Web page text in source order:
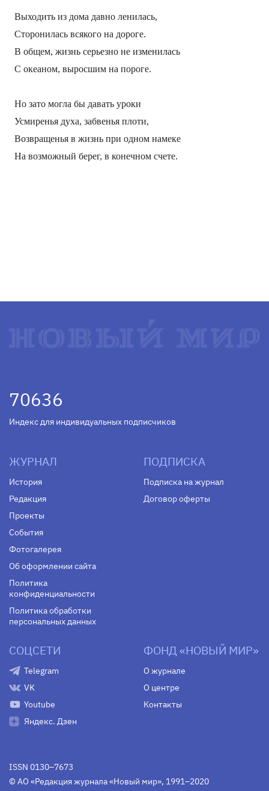
Выходить из дома давно ленилась,
Сторонилась всякого на дороге.
В общем, жизнь серьезно не изменилась
С океаном, выросшим на пороге.
Но зато могла бы давать уроки
Усмиренья духа, забвенья плоти,
Возвращенья в жизнь при одном намеке
На возможный берег, в конечном счете.
70636
Индекс для индивидуальных подписчиков
ЖУРНАЛ
История
Редакция
Проекты
События
Фотогалерея
Об оформлении сайта
Политика
конфиденциальности
Политика обработки
персональных данных
ПОДПИСКА
Подписка на журнал
Договор оферты
СОЦСЕТИ
Telegram
VK
Youtube
Яндекс. Дзен
ФОНД «НОВЫЙ МИР»
О журнале
О центре
Контакты
ISSN 0130–7673
© АО «Редакция журнала «Новый мир», 1991–2020